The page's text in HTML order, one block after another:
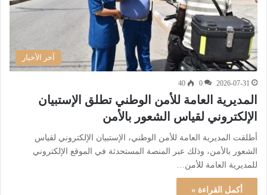
آخر الأخبار
2026-07-31
0
40
المديرية العامة للأمن الوطني تطلق الإستبيان
الإلكتروني لقياس الشعور بالأمن
أطلقت المديرية العامة للأمن الوطني، الإستبيان الإلكتروني لقياس
الشعور بالأمن، وذلك عبر المنصة المستحدثة في الموقع الإلكتروني
للمديرية العامة للأمن…
أكمل القراءة »